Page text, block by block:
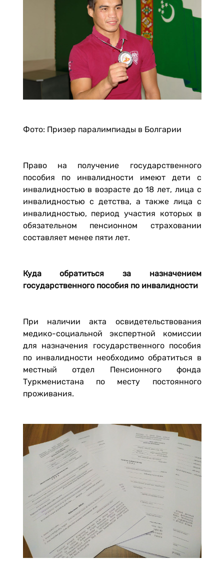
Фото: Призер паралимпиады в Болгарии
Право на получение государственного
пособия по инвалидности имеют дети с
инвалидностью в возрасте до 18 лет, лица с
инвалидностью с детства, а также лица с
инвалидностью, период участия которых в
обязательном пенсионном страховании
составляет менее пяти лет.
Куда обратиться за назначением
государственного пособия по инвалидности
При наличии акта освидетельствования
медико-социальной экспертной комиссии
для назначения государственного пособия
по инвалидности необходимо обратиться в
местный отдел Пенсионного фонда
Туркменистана по месту постоянного
проживания.